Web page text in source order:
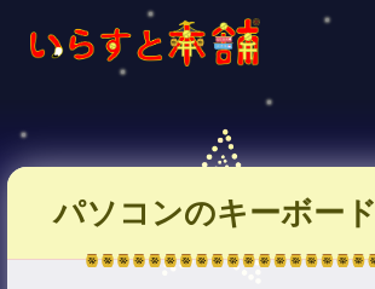
パソコンのキーボード